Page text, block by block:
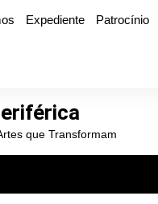
Expediente Patrocínio
que Transformam